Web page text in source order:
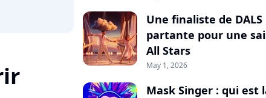
Une finaliste de DALS
partante pour une
All Stars
May 1, 2026
Mask Singer : qui est